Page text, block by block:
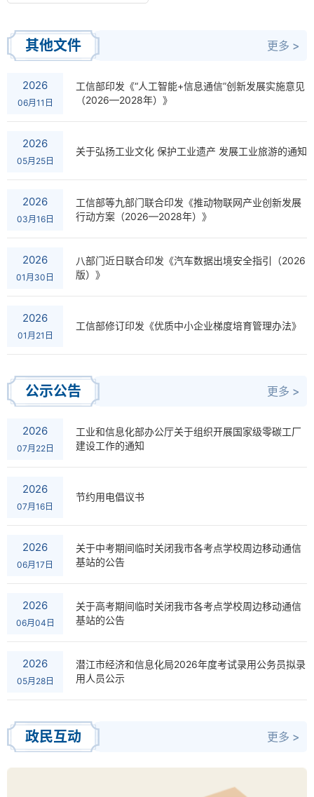
其他文件 更多 >
2026
06月11日
工信部印发《“人工智能+信息通信”创新发展实施意见
（2026—2028年）》
2026
05月25日
关于弘扬工业文化 保护工业遗产 发展工业旅游的通知
2026
03月16日
工信部等九部门联合印发《推动物联网产业创新发展
行动方案（2026—2028年）》
2026
01月30日
八部门近日联合印发《汽车数据出境安全指引（2026
版）》
2026
01月21日
工信部修订印发《优质中小企业梯度培育管理办法》
公示公告 更多 >
2026
07月22日
工业和信息化部办公厅关于组织开展国家级零碳工厂
建设工作的通知
2026
07月16日
节约用电倡议书
2026
06月17日
关于中考期间临时关闭我市各考点学校周边移动通信
基站的公告
2026
06月04日
关于高考期间临时关闭我市各考点学校周边移动通信
基站的公告
2026
05月28日
潜江市经济和信息化局2026年度考试录用公务员拟录
用人员公示
政民互动 更多 >